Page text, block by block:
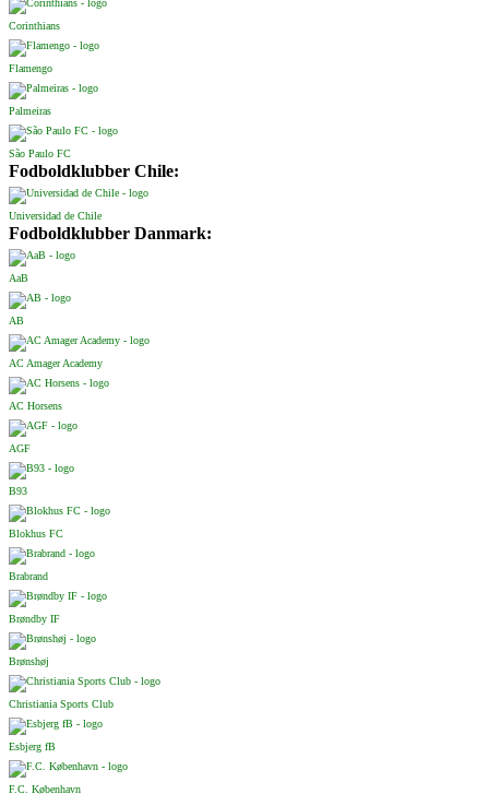
Corinthians
Flamengo
Palmeiras
São Paulo FC
Fodboldklubber Chile:
Universidad de Chile
Fodboldklubber Danmark:
AaB
AB
AC Amager Academy
AC Horsens
AGF
B93
Blokhus FC
Brabrand
Brøndby IF
Brønshøj
Christiania Sports Club
Esbjerg fB
F.C. København